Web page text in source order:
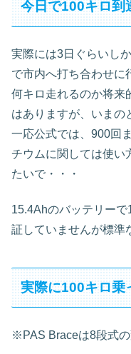
今日で100キロ到
実際には3日ぐらいし
で市内へ打ち合わせに
何キロ走れるのか将来
はありますが、いまの
一応公式では、900回
チウムに関しては使い
たいで・・・
15.4Ahのバッテリー
証していませんが標準
実際に100キロ乗
※PAS Braceは8段式の